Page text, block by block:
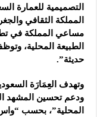
التصميمية للعمارة
المملكة الثقافي
مساعي المملكة في
الطبيعة المحلية،
حديثة”.
وتهدف العِمَارَة
ودعم تحسين المشهد
المحلية”، بحسب